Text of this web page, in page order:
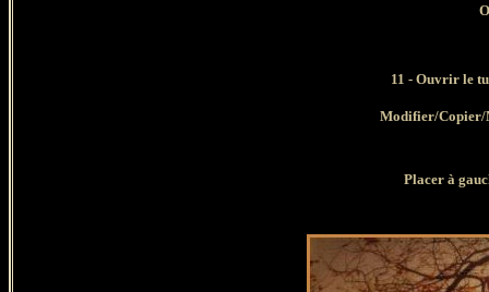
11 - Ouvrir le
Modifier/Copier/
Placer à